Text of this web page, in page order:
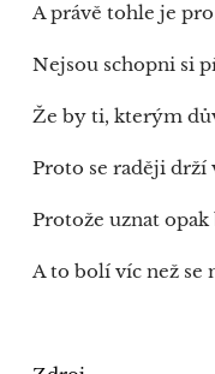
A právě tohle je
Nejsou schopni si
Že by ti, kterým
Proto se raději drží
Protože uznat
A to bolí víc než se